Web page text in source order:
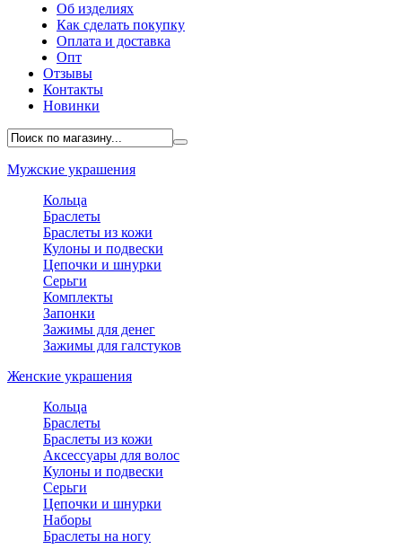
Об изделиях
Как сделать покупку
Оплата и доставка
Опт
Отзывы
Контакты
Новинки
Мужские украшения
Кольца
Браслеты
Браслеты из кожи
Кулоны и подвески
Цепочки и шнурки
Серьги
Комплекты
Запонки
Зажимы для денег
Зажимы для галстуков
Женские украшения
Кольца
Браслеты
Браслеты из кожи
Аксессуары для волос
Кулоны и подвески
Серьги
Цепочки и шнурки
Наборы
Браслеты на ногу